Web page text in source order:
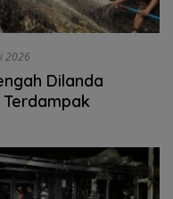
2026
Dilanda